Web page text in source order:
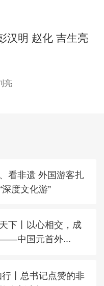
明 赵化 吉生亮
亮
看非遗 外国游客扎
深度文化游”
下丨以心相交，成
中国元首外...
行丨总书记点赞的非